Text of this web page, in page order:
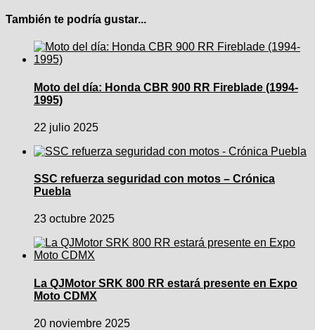
También te podría gustar...
Moto del día: Honda CBR 900 RR Fireblade (1994-
1995)
22 julio 2025
SSC refuerza seguridad con motos – Crónica
Puebla
23 octubre 2025
La QJMotor SRK 800 RR estará presente en Expo
Moto CDMX
20 noviembre 2025